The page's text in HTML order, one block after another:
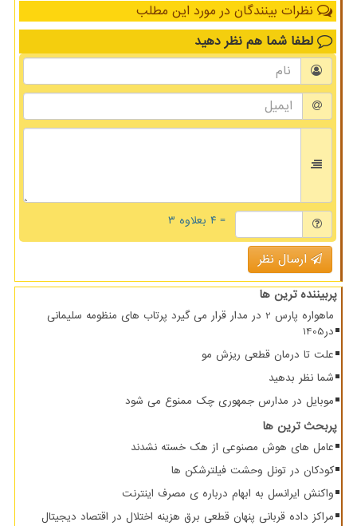
نظرات بینندگان در مورد این مطلب
لطفا شما هم نظر دهید
= ۴ بعلاوه ۳
ارسال نظر
پربیننده ترین ها
ماهواره پارس 2 در مدار قرار می گیرد پرتاب های منظومه سلیمانی
در1405
علت تا درمان قطعی ریزش مو
شما نظر بدهید
موبایل در مدارس جمهوری چک ممنوع می شود
پربحث ترین ها
عامل های هوش مصنوعی از هک خسته نشدند
کودکان در تونل وحشت فیلترشکن ها
واکنش ایرانسل به ابهام درباره ی مصرف اینترنت
مراکز داده قربانی پنهان قطعی برق هزینه اختلال در اقتصاد دیجیتال